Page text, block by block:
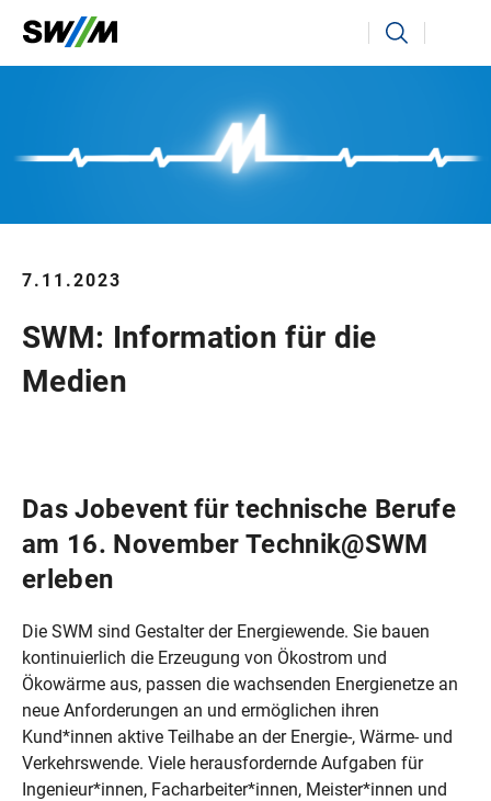
Ihr Suchbegriff Suchen
7.11.2023
SWM: Information für die
Medien
Das Jobevent für technische Berufe
am 16. November Technik@SWM
erleben
Die SWM sind Gestalter der Energiewende. Sie bauen
kontinuierlich die Erzeugung von Ökostrom und
Ökowärme aus, passen die wachsenden Energienetze an
neue Anforderungen an und ermöglichen ihren
Kund*innen aktive Teilhabe an der Energie-, Wärme- und
Verkehrswende. Viele herausfordernde Aufgaben für
Ingenieur*innen, Facharbeiter*innen, Meister*innen und